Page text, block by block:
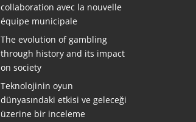
collaboration avec la nouvelle
équipe municipale
The evolution of gambling
through history and its impact
on society
Teknolojinin oyun
dünyasındaki etkisi ve geleceği
üzerine bir inceleme